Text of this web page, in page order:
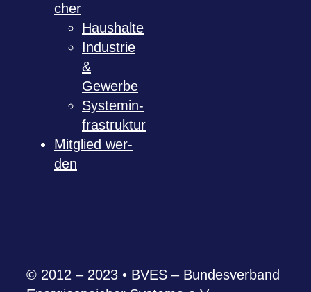
cher
Haus­halte
Indus­trie
&
Gewerbe
Sys­tem­in­
fra­struk­tur
Mit­glied wer­
den
© 2012 – 2023 • BVES – Bun­des­ver­band